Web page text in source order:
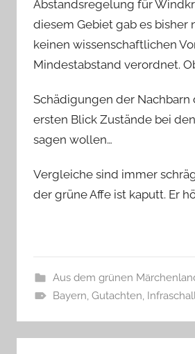
Abstandsregelung für
diesem Gebiet gab es bisher
keinen wissenschaftlichen
Mindestabstand verordnet.
Schädigungen der
ersten Blick Zustände bei
sagen wollen…
Vergleiche sind immer
der grüne Affe ist kaputt. Er
Aus dem grünen
Bayern, Gutachten,